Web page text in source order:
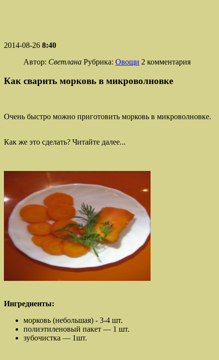
2014-08-26 8:40
Автор: Светлана Рубрика: Овощи 2 комментария
Как сварить морковь в микроволновке
Очень быстро можно приготовить морковь в микроволновке.
Как же это сделать? Читайте далее...
Ингредиенты:
морковь (небольшая) - 3-4 шт.
полиэтиленовый пакет — 1 шт.
зубочистка — 1шт.